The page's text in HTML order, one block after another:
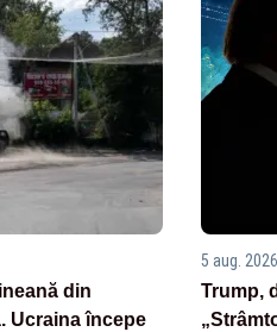
din
Ucraina începe
5 aug.
Trump,